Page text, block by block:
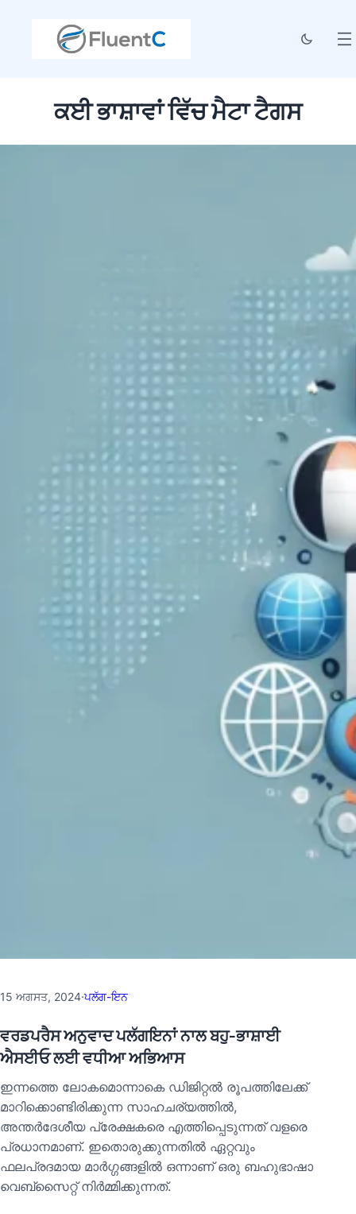
ਕਈ ਭਾਸ਼ਾਵਾਂ ਵਿੱਚ ਮੈਟਾ ਟੈਗਸ
15 ਅਗਸਤ, 2024·ਪਲੱਗ-ਇਨ
ਵਰਡਪਰੈਸ ਅਨੁਵਾਦ ਪਲੱਗਇਨਾਂ ਨਾਲ ਬਹੁ-ਭਾਸ਼ਾਈ
ਐਸਈਓ ਲਈ ਵਧੀਆ ਅਭਿਆਸ
ഇന്നത്തെ ലോകമൊന്നാകെ ഡിജിറ്റൽ രൂപത്തിലേക്ക്
മാറിക്കൊണ്ടിരിക്കുന്ന സാഹചര്യത്തിൽ,
അന്തർദേശീയ പ്രേക്ഷകരെ എത്തിപ്പെടുന്നത് വളരെ
പ്രധാനമാണ്. ഇതൊരുക്കുന്നതിൽ ഏറ്റവും
ഫലപ്രദമായ മാർഗ്ഗങ്ങളിൽ ഒന്നാണ് ഒരു ബഹുഭാഷാ
വെബ്സൈറ്റ് നിർമ്മിക്കുന്നത്.